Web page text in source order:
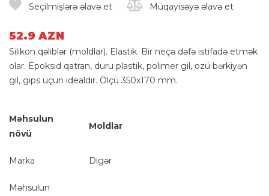
Seçilmişlərə əlavə et Müqayisəyə əlavə et
52.9 AZN
Silikon qəliblər (moldlar). Elastik. Bir neçə dəfə istifadə etmək
olar. Epoksid qatran, duru plastik, polimer gil, ozü bərkiyən
gil, gips üçün idealdır. Ölçü 350х170 mm.
Məhsulun
növü
Moldlar
Marka Digər
Məhsulun